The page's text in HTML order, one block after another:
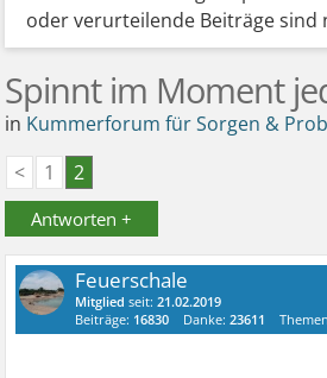
oder verurteilende Beiträge sind
Spinnt im Moment
in Kummerforum für Sorgen &
<
1 2
Antworten +
Feuerschale
Mitglied seit:21.02.2019
Beiträge: 16830 Danke:23611